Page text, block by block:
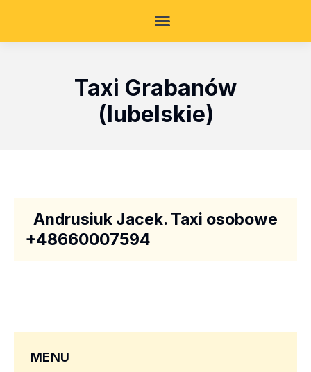
Taxi Grabanów
(lubelskie)
Andrusiuk Jacek. Taxi osobowe
+48660007594
MENU